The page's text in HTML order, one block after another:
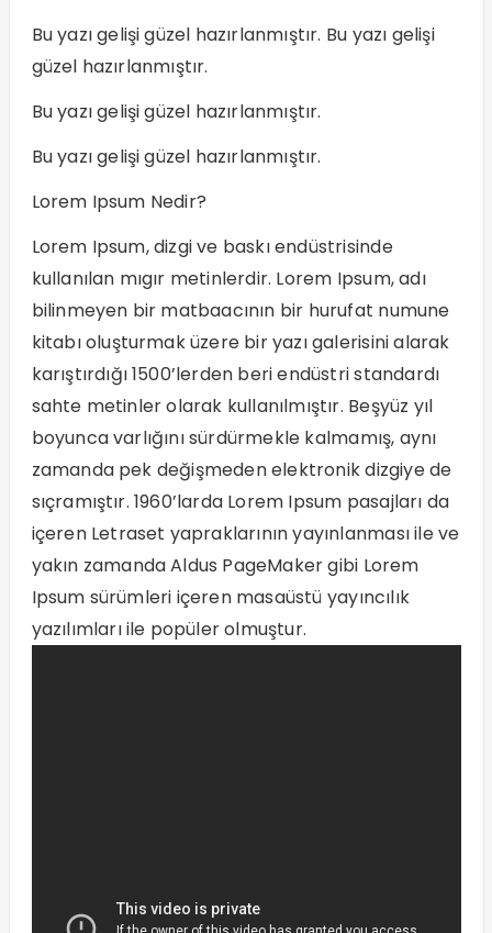
Bu yazı gelişi güzel hazırlanmıştır. Bu yazı gelişi
güzel hazırlanmıştır.
Bu yazı gelişi güzel hazırlanmıştır.
Bu yazı gelişi güzel hazırlanmıştır.
Lorem Ipsum Nedir?
Lorem Ipsum, dizgi ve baskı endüstrisinde
kullanılan mıgır metinlerdir. Lorem Ipsum, adı
bilinmeyen bir matbaacının bir hurufat numune
kitabı oluşturmak üzere bir yazı galerisini alarak
karıştırdığı 1500’lerden beri endüstri standardı
sahte metinler olarak kullanılmıştır. Beşyüz yıl
boyunca varlığını sürdürmekle kalmamış, aynı
zamanda pek değişmeden elektronik dizgiye de
sıçramıştır. 1960’larda Lorem Ipsum pasajları da
içeren Letraset yapraklarının yayınlanması ile ve
yakın zamanda Aldus PageMaker gibi Lorem
Ipsum sürümleri içeren masaüstü yayıncılık
yazılımları ile popüler olmuştur.